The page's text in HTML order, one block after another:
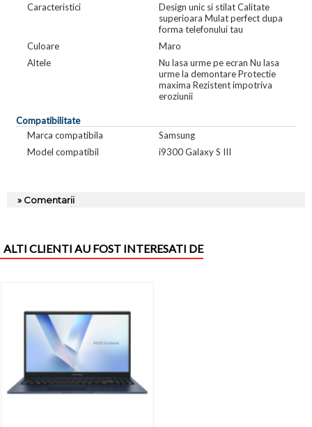
Caracteristici
Design unic si stilat Calitate
superioara Mulat perfect dupa
forma telefonului tau
Culoare
Maro
Altele
Nu lasa urme pe ecran Nu lasa
urme la demontare Protectie
maxima Rezistent impotriva
eroziunii
Compatibilitate
Marca compatibila
Samsung
Model compatibil
i9300 Galaxy S III
» Comentarii
ALTI CLIENTI AU FOST INTERESATI DE